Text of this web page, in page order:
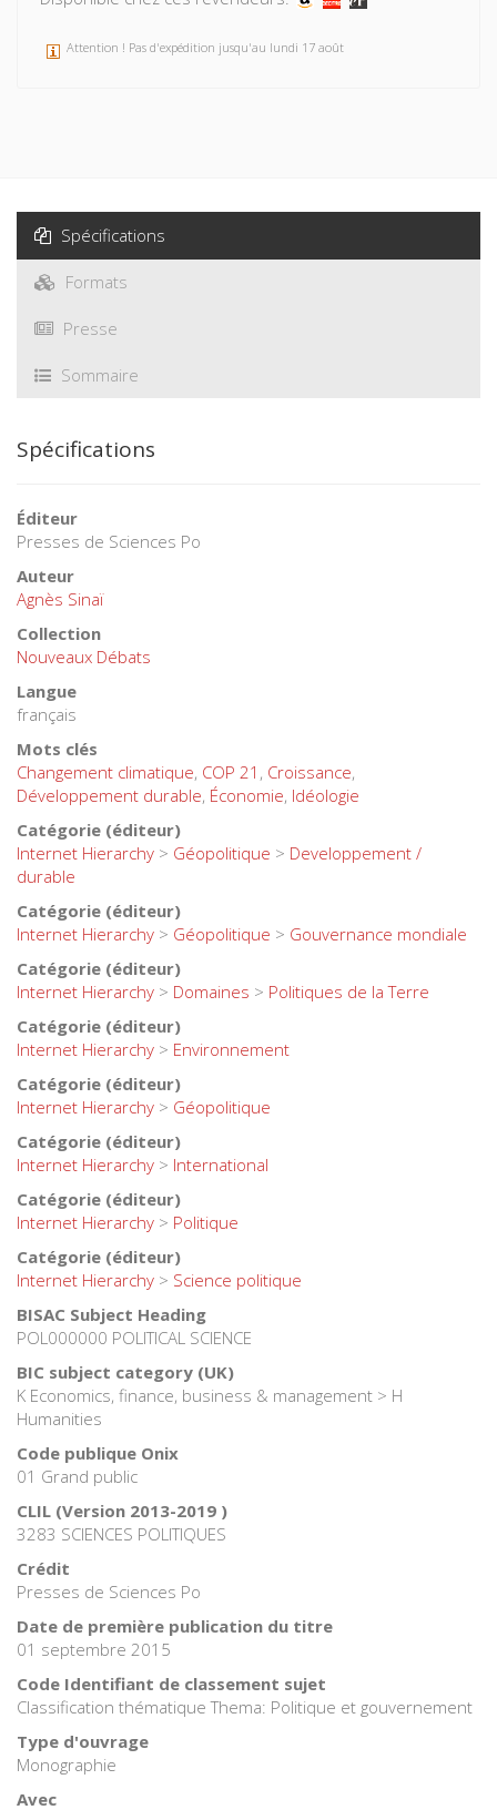
Attention ! Pas d'expédition jusqu'au lundi 17 août
Spécifications
Formats
Presse
Sommaire
Spécifications
Éditeur
Presses de Sciences Po
Auteur
Agnès Sinaï
Collection
Nouveaux Débats
Langue
français
Mots clés
Changement climatique, COP 21 , Croissance,
Développement durable, Économie, Idéologie
Catégorie (éditeur)
Internet Hierarchy > Géopolitique > Developpement /
durable
Catégorie (éditeur)
Internet Hierarchy > Géopolitique > Gouvernance mondiale
Catégorie (éditeur)
Internet Hierarchy > Domaines > Politiques de la Terre
Catégorie (éditeur)
Internet Hierarchy > Environnement
Catégorie (éditeur)
Internet Hierarchy > Géopolitique
Catégorie (éditeur)
Internet Hierarchy > International
Catégorie (éditeur)
Internet Hierarchy > Politique
Catégorie (éditeur)
Internet Hierarchy > Science politique
BISAC Subject Heading
POL000000 POLITICAL SCIENCE
BIC subject category (UK)
K Economics, finance, business & management > H
Humanities
Code publique Onix
01 Grand public
CLIL (Version 2013-2019 )
3283 SCIENCES POLITIQUES
Crédit
Presses de Sciences Po
Date de première publication du titre
01 septembre 2015
Code Identifiant de classement sujet
Classification thématique Thema: Politique et gouvernement
Type d'ouvrage
Monographie
Avec